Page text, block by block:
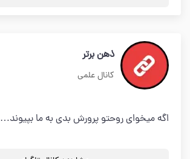
ذهن برتر
کانال علمی
اگه میخوای روحتو پرورش بدی به ما بپیوند…